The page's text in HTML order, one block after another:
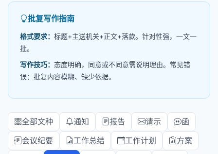
批复写作指南
格式要求： 标题+主送机关+正文+落款。针对性强，一文一
批。
写作技巧： 态度明确，同意或不同意需说明理由。常见错
误：批复内容模糊、缺少依据。
全部文种 通知 报告 请示
函
会议纪要
工作总结 工作计划
方案